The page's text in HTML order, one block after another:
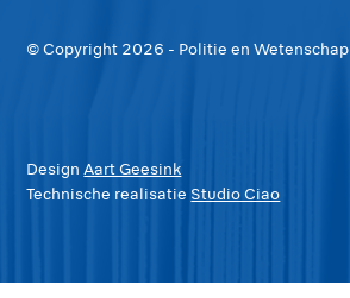
© Copyright 2026 - Politie en Wetenschap
Design Aart Geesink
Technische realisatie Studio Ciao